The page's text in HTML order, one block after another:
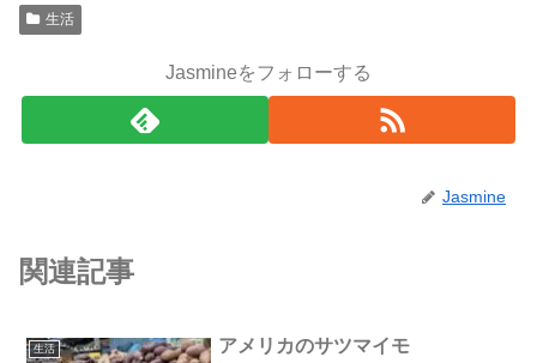
生活
Jasmineをフォローする
Jasmine
関連記事
生活 アメリカのサツマイモ